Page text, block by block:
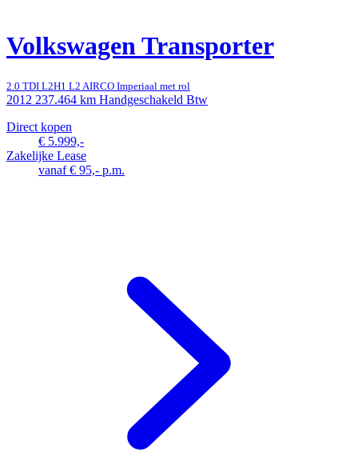
Volkswagen Transporter
2.0 TDI L2H1 L2 AIRCO Imperiaal met rol
2012 237.464 km Handgeschakeld Btw
Direct kopen
€ 5.999,-
Zakelijke Lease
vanaf € 95,- p.m.